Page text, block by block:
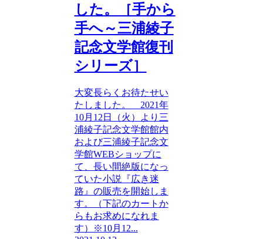
した。［手から
手へ～三浦綾子
記念文学館復刊
シリーズ］
大変長らくお待たせい
たしました。 2021年
10月12日（火）より三
浦綾子記念文学館館内
および三浦綾子記念文
学館WEBショップに
て、長い間絶版になっ
ていた小説『広き迷
路』の販売を開始しま
す。（下記のカートか
らもお求めになれま
す）※10月12...